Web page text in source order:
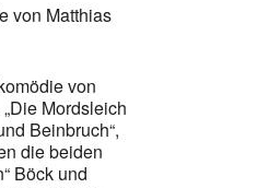
von Matthias
von
Mordsleich
Beinbruch“,
die beiden
Böck und